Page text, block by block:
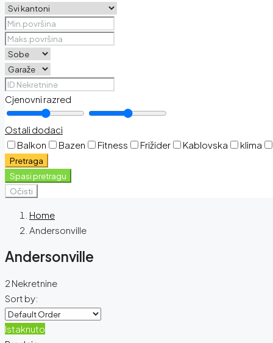
Cjenovni razred
Ostali dodaci
Balkon
Bazen Fitness Frižider Kablovska klima
Pretraga
Spasi pretragu
Očisti
Home
Andersonville
Andersonville
2 Nekretnine
Sort by:
Istaknuto